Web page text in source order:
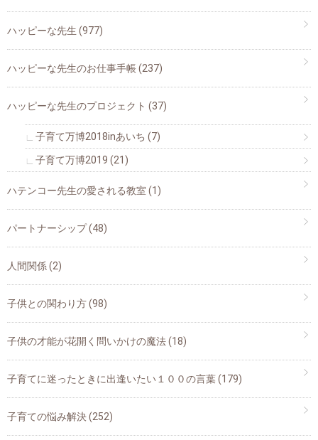
ハッピーな先生 (977)
ハッピーな先生のお仕事手帳 (237)
ハッピーな先生のプロジェクト (37)
子育て万博2018inあいち (7)
子育て万博2019 (21)
ハテンコー先生の愛される教室 (1)
パートナーシップ(48)
人間関係(2)
子供との関わり方(98)
子供の才能が花開く問いかけの魔法(18)
子育てに迷ったときに出逢いたい１００の言葉(179)
子育ての悩み解決(252)